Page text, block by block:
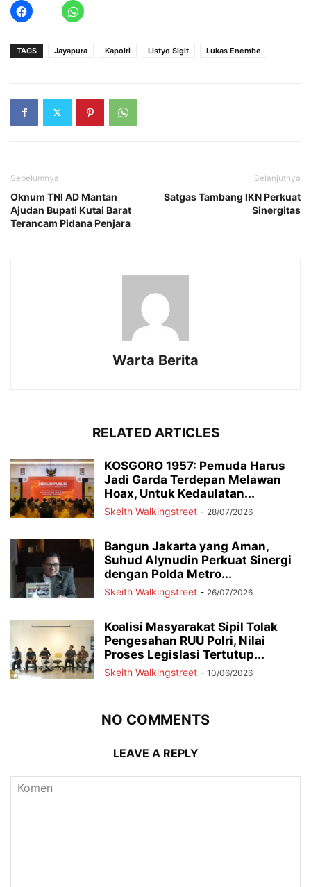
TAGS Jayapura Kapolri Listyo Sigit Lukas Enembe
Sebelumnya
Oknum TNI AD Mantan
Ajudan Bupati Kutai Barat
Terancam Pidana Penjara
Selanjutnya
Satgas Tambang IKN Perkuat
Sinergitas
Warta Berita
RELATED ARTICLES
KOSGORO 1957: Pemuda Harus
Jadi Garda Terdepan Melawan
Hoax, Untuk Kedaulatan...
Skeith Walkingstreet - 28/07/2026
Bangun Jakarta yang Aman,
Suhud Alynudin Perkuat Sinergi
dengan Polda Metro...
Skeith Walkingstreet - 26/07/2026
Koalisi Masyarakat Sipil Tolak
Pengesahan RUU Polri, Nilai
Proses Legislasi Tertutup...
Skeith Walkingstreet - 10/06/2026
NO COMMENTS
LEAVE A REPLY